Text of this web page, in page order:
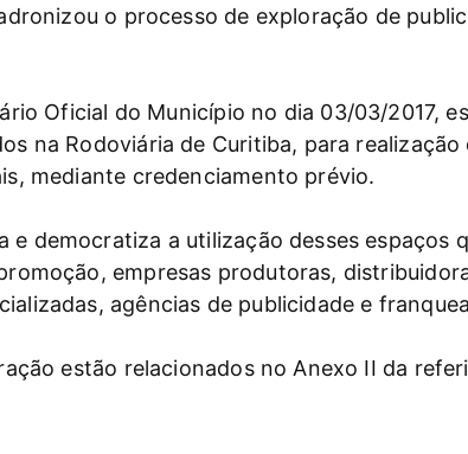
o processo de exploração de
Oficial do Município no dia 03/03/2017,
na Rodoviária de Curitiba, para
mediante credenciamento prévio.
democratiza a utilização desses espaços
empresas produtoras,
agências de publicidade e
estão relacionados no Anexo II da